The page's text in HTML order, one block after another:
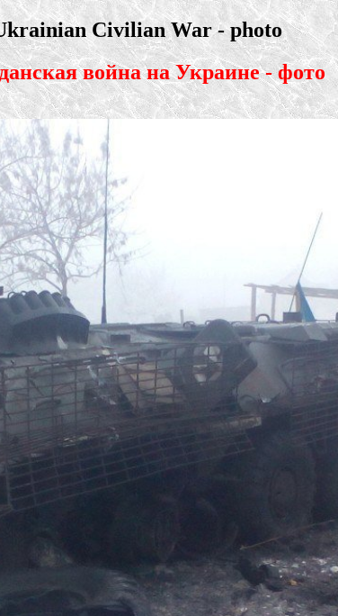
Civilian War - photo
война на Украине - фото